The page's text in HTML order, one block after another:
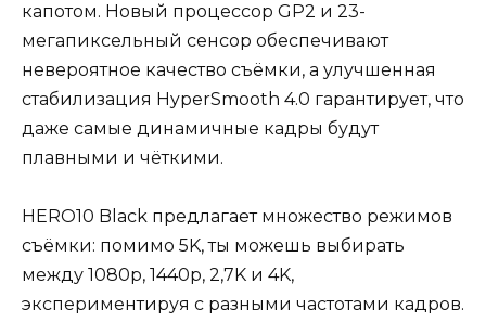
капотом. Новый процессор GP2 и 23-
мегапиксельный сенсор обеспечивают
невероятное качество съёмки, а улучшенная
стабилизация HyperSmooth 4.0 гарантирует, что
даже самые динамичные кадры будут
плавными и чёткими.
HERO10 Black предлагает множество режимов
съёмки: помимо 5K, ты можешь выбирать
между 1080p, 1440p, 2,7K и 4K,
экспериментируя с разными частотами кадров.